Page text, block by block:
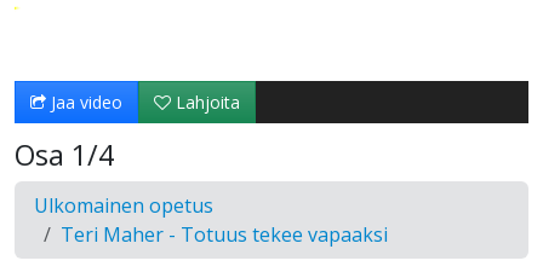
Jaa video Lahjoita
Osa 1/4
Ulkomainen opetus
Teri Maher - Totuus tekee vapaaksi